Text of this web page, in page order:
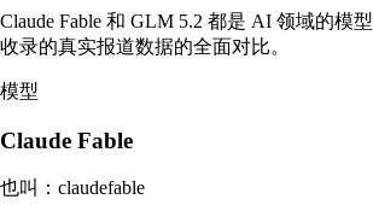
Claude Fable 和 GLM 5.2 都是 AI 领域的模
收录的真实报道数据的全面对比。
模型
Claude Fable
也叫： claudefable